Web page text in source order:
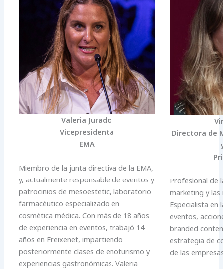
Valeria Jurado
Vicepresidenta
EMA
Miembro de la junta directiva de la EMA,
y, actualmente responsable de eventos y
patrocinios de mesoestetic, laboratorio
farmacéutico especializado en
cosmética médica. Con más de 18 años
de experiencia en eventos, trabajó 14
años en Freixenet, impartiendo
posteriormente clases de enoturismo y
experiencias gastronómicas. Valeria
Directora de
Profesional de
marketing y las
Especialista en
eventos,
branded
estrategia de
de las